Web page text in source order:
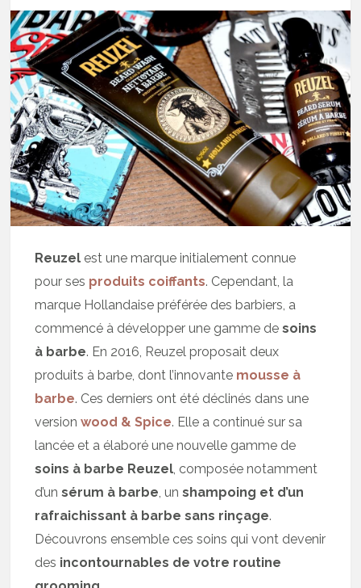
Reuzel est une marque initialement connue
pour ses produits coiffants. Cependant, la
marque Hollandaise préférée des barbiers, a
commencé à développer une gamme desoins
à barbe. En 2016, Reuzel proposait deux
produits à barbe, dont l’innovante mousse à
barbe. Ces derniers ont été déclinés dans une
versionwood & Spice. Elle a continué sur sa
lancée et a élaboré une nouvelle gamme de
soins à barbe Reuzel, composée notamment
d’unsérum à barbe, unshampoing et d’un
rafraichissant à barbe sans rinçage.
Découvrons ensemble ces soins qui vont devenir
des incontournables de votre routine